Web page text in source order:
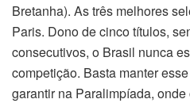
Bretanha). As três melhores
Paris. Dono de cinco títulos,
consecutivos, o Brasil nunca
competição. Basta manter
garantir na Paralimpíada,